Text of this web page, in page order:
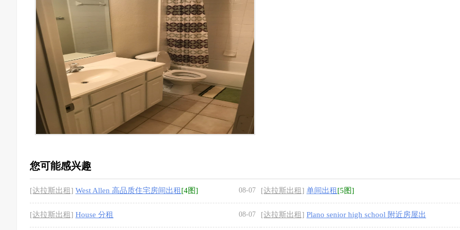
您可能感兴趣
[达拉斯出租] West Allen 高品质住宅房间出租 [4图] 08-07 [达拉斯出租] 单间出租 [5图]
[达拉斯出租] House 分租 08-07 [达拉斯出租] Plano senior high school 附近房屋出